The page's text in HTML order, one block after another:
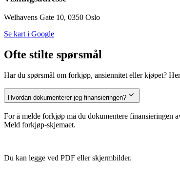
Welhavens Gate 10, 0350 Oslo
Se kart i Google
Ofte stilte spørsmål
Har du spørsmål om forkjøp, ansiennitet eller kjøpet?
Hvordan dokumenterer jeg finansieringen?
For å melde forkjøp må du dokumentere finansieringen
Meld forkjøp-skjemaet.
Du kan legge ved PDF eller skjermbilder.